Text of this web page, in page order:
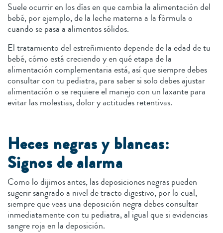
Suele ocurrir en los días en que cambia la alimentación del
bebé, por ejemplo, de la leche materna a la fórmula o
cuando se pasa a alimentos sólidos.
El tratamiento del estreñimiento depende de la edad de tu
bebé, cómo está creciendo y en qué etapa de la
alimentación complementaria está, así que siempre debes
consultar con tu pediatra, para saber si solo debes ajustar
alimentación o se requiere el manejo con un laxante para
evitar las molestias, dolor y actitudes retentivas.
Heces negras y blancas:
Signos de alarma
Como lo dijimos antes, las deposiciones negras pueden
sugerir sangrado a nivel de tracto digestivo, por lo cual,
siempre que veas una deposición negra debes consultar
inmediatamente con tu pediatra, al igual que si evidencias
sangre roja en la deposición.